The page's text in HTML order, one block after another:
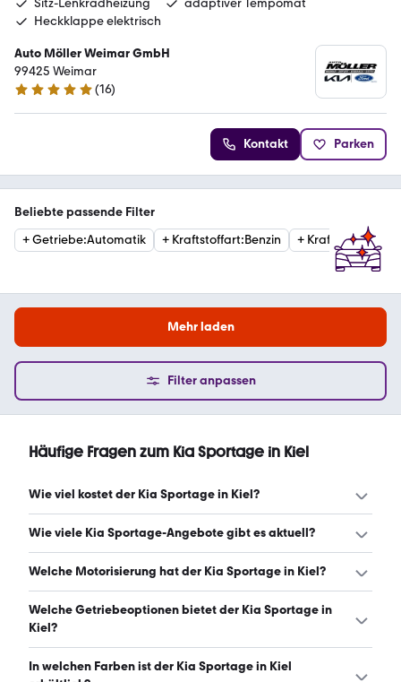
Sitz-Lenkradheizung
adaptiver Tempomat
Heckklappe elektrisch
Auto Möller Weimar GmbH
99425 Weimar
5 Sterne
(16)
Kontakt Parken
Beliebte passende Filter
+Getriebe:Automatik + Kraftstoffart:Benzin + Kraftstoffart
Mehr laden
Filter anpassen
Häufige Fragen zum Kia Sportage in Kiel
Wie viel kostet der Kia Sportage in Kiel?
Ein guter Preis für einen Kia Sportage in Kiel liegt zwischen
€ monatlich. (Stand: 9.8.2026)
Wie viele Kia Sportage-Angebote gibt es aktuell?
Es gibt insgesamt 95 Kia Sportage bei mobile.de, davon
Welche Motorisierung hat der Kia Sportage in Kiel?
Der Kia Sportage in Kiel hat Leistungen zwischen 132 und
256 PS. (Stand: 9.8.2026)
Welche Getriebeoptionen bietet der Kia Sportage in
Kiel?
Der Kia Sportage in Kiel ist mit automatischem und
In welchen Farben ist der Kia Sportage in Kiel